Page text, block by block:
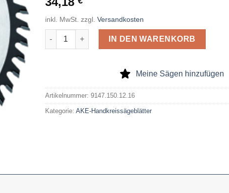
inkl. MwSt. zzgl. Versandkosten
AKE Handkreissägeblatt 150 x 2,6 x 16 Z= 12 WZ Menge
IN DEN WARENKORB
Meine Sägen hinzufügen
Artikelnummer: 9147.150.12.16
Kategorie: AKE-Handkreissägeblätter